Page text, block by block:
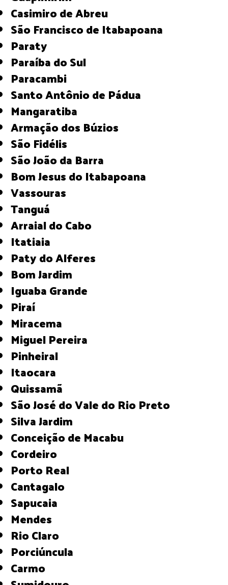
Casimiro de Abreu
São Francisco de Itabapoana
Paraty
Paraíba do Sul
Paracambi
Santo Antônio de Pádua
Mangaratiba
Armação dos Búzios
São Fidélis
São João da Barra
Bom Jesus do Itabapoana
Vassouras
Tanguá
Arraial do Cabo
Itatiaia
Paty do Alferes
Bom Jardim
Iguaba Grande
Piraí
Miracema
Miguel Pereira
Pinheiral
Itaocara
Quissamã
São José do Vale do Rio Preto
Silva Jardim
Conceição de Macabu
Cordeiro
Porto Real
Cantagalo
Sapucaia
Mendes
Rio Claro
Porciúncula
Carmo